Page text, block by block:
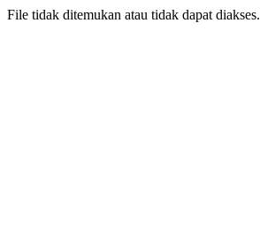
File tidak ditemukan atau tidak dapat diakses.